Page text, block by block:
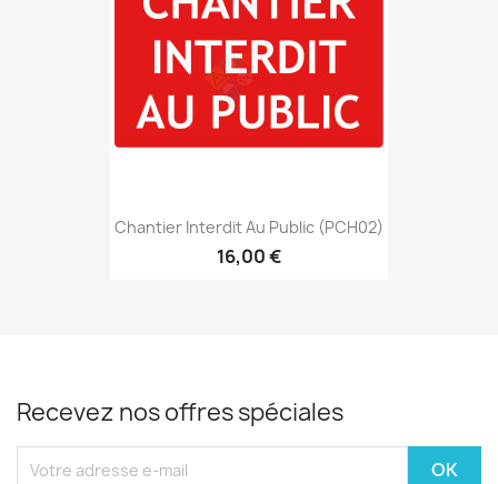
Chantier Interdit Au Public (PCH02)
16,00 €
Recevez nos offres spéciales